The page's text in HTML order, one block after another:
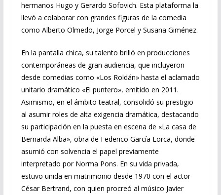
hermanos Hugo y Gerardo Sofovich. Esta plataforma la
llevó a colaborar con grandes figuras de la comedia
como Alberto Olmedo, Jorge Porcel y Susana Giménez.
En la pantalla chica, su talento brilló en producciones
contemporáneas de gran audiencia, que incluyeron
desde comedias como «Los Roldán» hasta el aclamado
unitario dramático «El puntero», emitido en 2011.
Asimismo, en el ámbito teatral, consolidó su prestigio
al asumir roles de alta exigencia dramática, destacando
su participación en la puesta en escena de «La casa de
Bernarda Alba», obra de Federico García Lorca, donde
asumió con solvencia el papel previamente
interpretado por Norma Pons. En su vida privada,
estuvo unida en matrimonio desde 1970 con el actor
César Bertrand, con quien procreó al músico Javier